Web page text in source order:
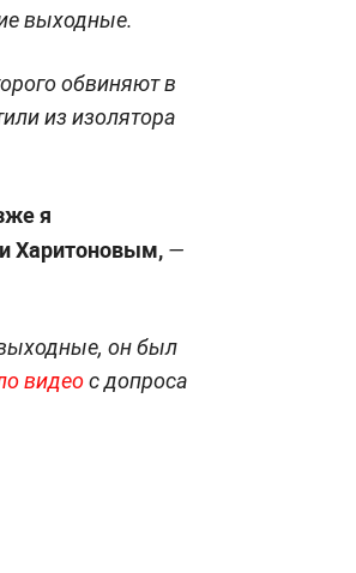
выходные.
обвиняют в
из изолятора
я
Харитоновым, —
он был
видеос допроса